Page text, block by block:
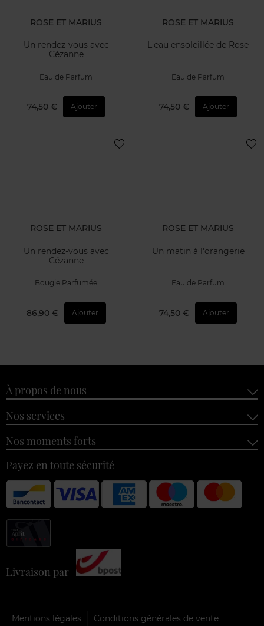
ROSE ET MARIUS
Un rendez-vous avec
Cézanne
Eau de Parfum
74,50 € Ajouter
ROSE ET MARIUS
L'eau ensoleillée de Rose
Eau de Parfum
74,50 € Ajouter
ROSE ET MARIUS
Un rendez-vous avec
Cézanne
Bougie Parfumée
86,90 € Ajouter
ROSE ET MARIUS
Un matin à l'orangerie
Eau de Parfum
74,50 € Ajouter
À propos de nous
Nos services
Nos moments forts
Payez en toute sécurité
Livraison par
Mentions légales Conditions générales de vente